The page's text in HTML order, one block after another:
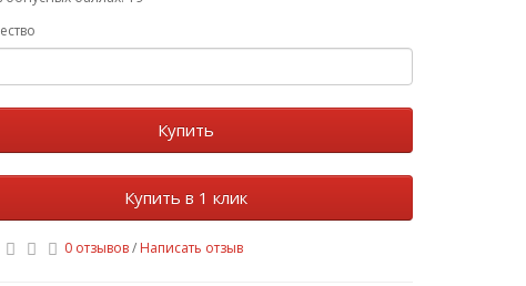
Купить
Купить в 1 клик
0 отзывов/ Написать отзыв